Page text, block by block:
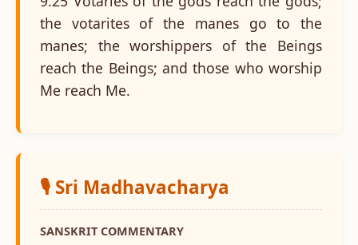
the votarites of the manes go to the
manes; the worshippers of the Beings
reach the Beings; and those who worship
Me reach Me.
🎙️ Sri Madhavacharya
SANSKRIT COMMENTARY